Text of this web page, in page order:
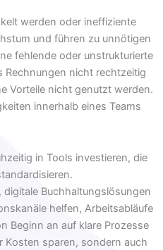
werden oder ineffiziente
und führen zu unnötigen
fehlende oder unstrukturierte
Rechnungen nicht rechtzeitig
Vorteile nicht genutzt werden.
innerhalb eines Teams
in Tools investieren, die
Buchhaltungslösungen
helfen, Arbeitsabläufe
Beginn an auf klare Prozesse
sparen, sondern auch